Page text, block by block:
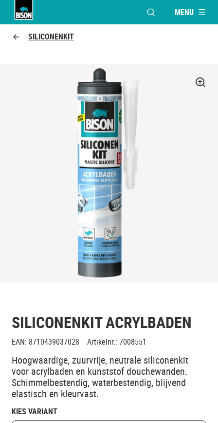
VENSTER OPENEN
MENU
SILICONENKIT
SILICONENKIT ACRYLBADEN
EAN: 8710439037028 Artikelnr.: 7008551
Hoogwaardige, zuurvrije, neutrale siliconenkit
voor acrylbaden en kunststof douchewanden.
Schimmelbestendig, waterbestendig, blijvend
elastisch en kleurvast.
KIES VARIANT